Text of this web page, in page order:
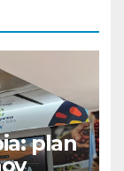
plan